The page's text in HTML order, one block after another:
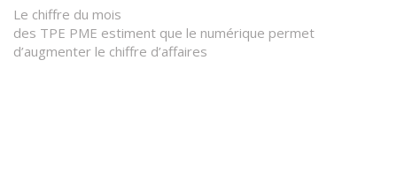
Le chiffre du mois
des TPE PME estiment que le numérique permet
d’augmenter le chiffre d’affaires